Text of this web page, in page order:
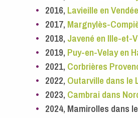
2016, Lavieille en Vendée
2017, Margnylès-
2018, Javené en Ille-et-
2019, Puy-en-Velay en
2021, Corbrières
2022, Outarville dans le
2023, Cambrai dans
2024, Mamirolles dans